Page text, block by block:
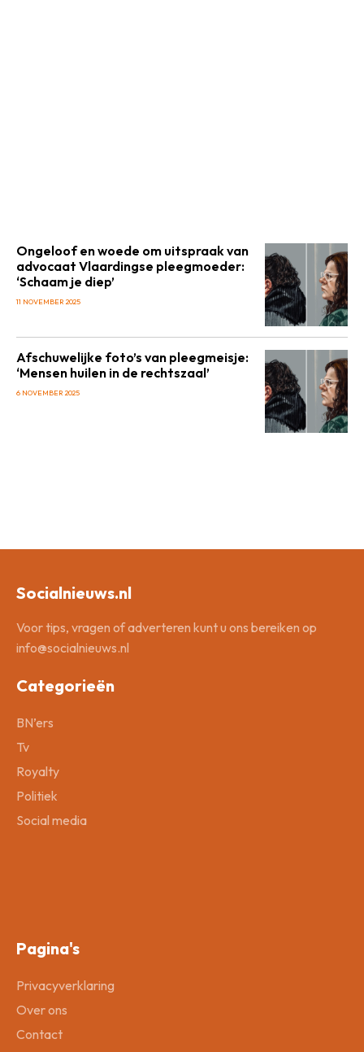
Ongeloof en woede om uitspraak van
advocaat Vlaardingse pleegmoeder:
‘Schaam je diep’
11 NOVEMBER 2025
Afschuwelijke foto’s van pleegmeisje:
‘Mensen huilen in de rechtszaal’
6 NOVEMBER 2025
Socialnieuws.nl
Voor tips, vragen of adverteren kunt u ons bereiken op
info@socialnieuws.nl
Categorieën
BN’ers
Tv
Royalty
Politiek
Social media
Pagina's
Privacyverklaring
Over ons
Contact